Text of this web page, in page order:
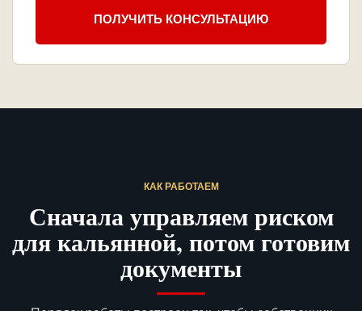
ПОЛУЧИТЬ КОНСУЛЬТАЦИЮ
КАК РАБОТАЕМ
Сначала управляем риском
для кальянной, потом готовим
документы